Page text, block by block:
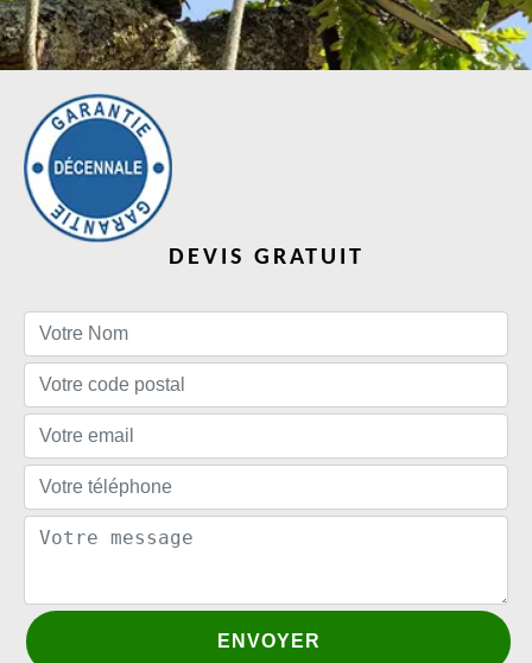
DEVIS GRATUIT